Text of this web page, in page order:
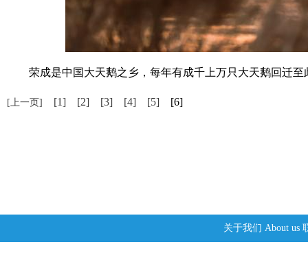
荣成是中国大天鹅之乡，每年有成千上万只大天鹅回迁至
[上一页] [1] [2] [3] [4] [5] [6]
关于我们 About us